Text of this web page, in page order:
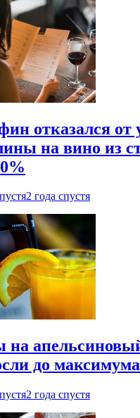
отказался от
на вино из
2 года спустя
на
до максимума
2 года спустя